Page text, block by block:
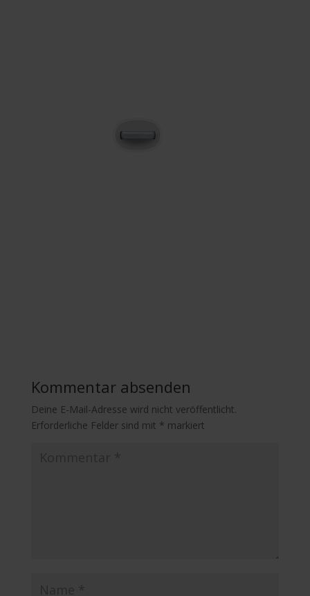
Kommentar absenden
Deine E-Mail-Adresse wird nicht veröffentlicht.
Erforderliche Felder sind mit * markiert